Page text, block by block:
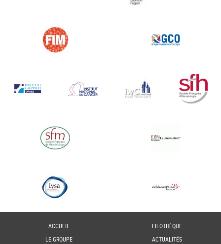
ACCUEIL
LE GROUPE
FILOTHÈQUE
ACTUALITÉS